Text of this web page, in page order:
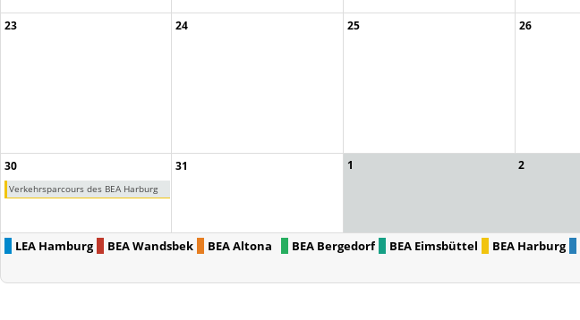
23 24 25 26
30
Verkehrsparcours des BEA Harburg
31 1 2
LEA Hamburg BEA Wandsbek BEA Altona BEA Bergedorf BEA Eimsbüttel BEA Harburg